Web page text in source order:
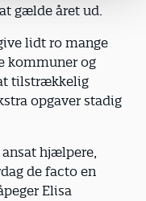
gælde året ud.
lidt ro mange
kommuner og
tilstrækkelig
opgaver stadig
ansat hjælpere,
de facto en
Elisa